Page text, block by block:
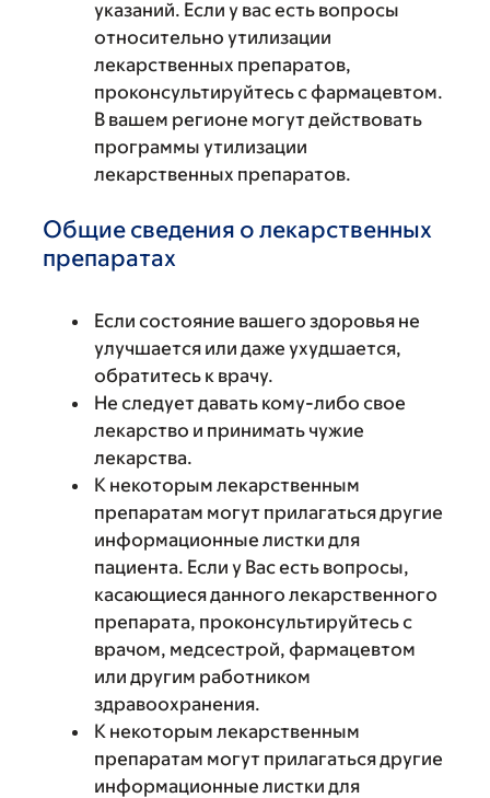
указаний. Если у вас есть вопросы
относительно утилизации
лекарственных препаратов,
проконсультируйтесь с фармацевтом.
В вашем регионе могут действовать
программы утилизации
лекарственных препаратов.
Общие сведения о лекарственных
препаратах
Если состояние вашего здоровья не
улучшается или даже ухудшается,
обратитесь к врачу.
Не следует давать кому-либо свое
лекарство и принимать чужие
лекарства.
К некоторым лекарственным
препаратам могут прилагаться другие
информационные листки для
пациента. Если у Вас есть вопросы,
касающиеся данного лекарственного
препарата, проконсультируйтесь с
врачом, медсестрой, фармацевтом
или другим работником
здравоохранения.
К некоторым лекарственным
препаратам могут прилагаться другие
информационные листки для